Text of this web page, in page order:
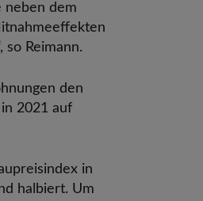
neben dem
Reimann.
den
2021 auf
in
halbiert. Um